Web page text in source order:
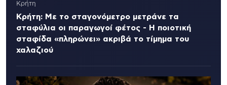
Κρήτη
Κρήτη: Με το σταγονόμετρο μετράνε τα
σταφύλια οι παραγωγοί φέτος - Η ποιοτική
σταφίδα «πληρώνει» ακριβά το τίμημα του
χαλαζιού